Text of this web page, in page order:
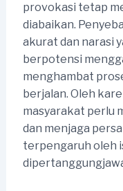
provokasi tetap
diabaikan.
akurat dan narasi
berpotensi
menghambat
berjalan. Oleh
masyarakat perlu
dan menjaga
terpengaruh oleh